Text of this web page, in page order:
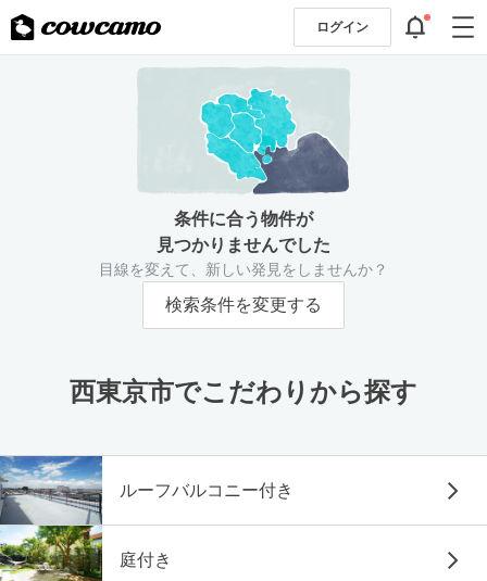
ログイン
条件に合う物件が
見つかりませんでした
目線を変えて、新しい発見をしませんか？
検索条件を変更する
西東京市でこだわりから探す
ルーフバルコニー付き
庭付き